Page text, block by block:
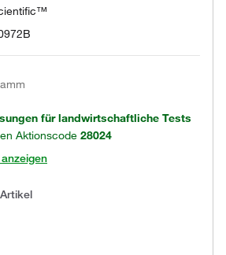
für landwirtschaftliche Tests
Aktionscode 28024